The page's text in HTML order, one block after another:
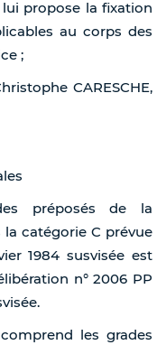
propose la fixation
au corps des
;
CARESCHE,
préposés de la
catégorie C prévue
1984 susvisée est
n° 2006 PP
les grades